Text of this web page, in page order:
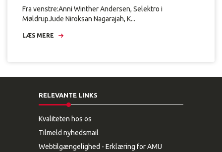
Fra venstre:Anni Winther Andersen, Selektro i
MøldrupJude Niroksan Nagarajah, K...
LÆS MERE
RELEVANTE LINKS
Kvaliteten hos os
Tilmeld nyhedsmail
Webtilgængelighed - Erklæring for AMU